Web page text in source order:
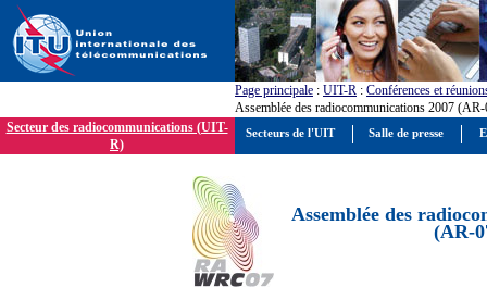
Page principale : UIT-R : Conférences et
Assemblée des radiocommunications 2007
Secteur des radiocommunications (UIT-
R)
Assemblée des
(AR-
Secteurs de l'UIT Salle de presse